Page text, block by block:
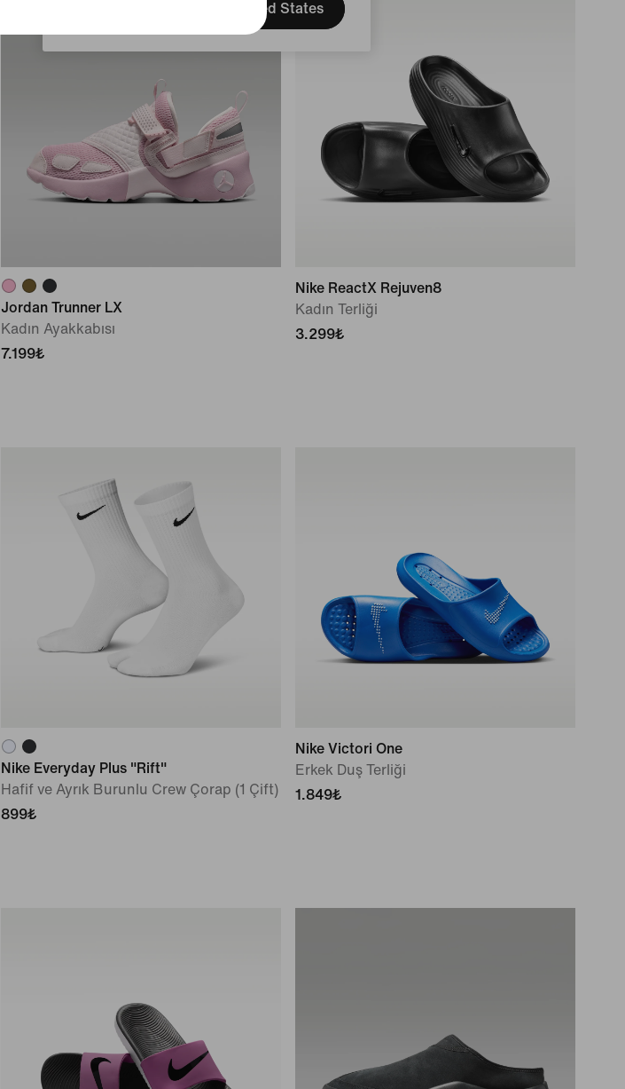
United States
Jordan Trunner LX
Kadın Ayakkabısı
7.199₺
Nike ReactX Rejuven8
Kadın Terliği
3.299₺
Nike Everyday Plus "Rift"
Hafif ve Ayrık Burunlu Crew Çorap (1 Çift)
899₺
Nike Victori One
Erkek Duş Terliği
1.849₺